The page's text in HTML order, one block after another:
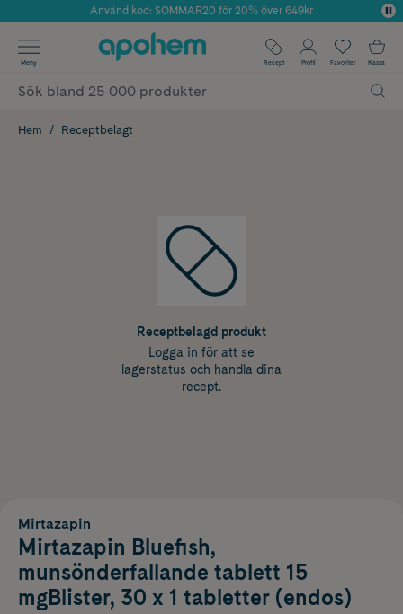
Använd kod: SOMMAR20 för 20% över 649kr
✓ Fri frakt
✓ Poäng på alla köp*
Meny Recept Profil Favoriter Kassa
Hem Receptbelagt
Receptbelagd produkt
Logga in för att se
lagerstatus och handla dina
recept.
Mirtazapin
Mirtazapin Bluefish,
munsönderfallande tablett 15
mgBlister, 30 x 1 tabletter (endos)